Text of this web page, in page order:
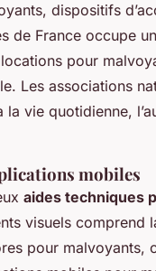
dispositifs
de France occupe
pour
Les associations
la vie quotidienne,
mobiles
aides techniques
visuels comprend
pour malvoyants,